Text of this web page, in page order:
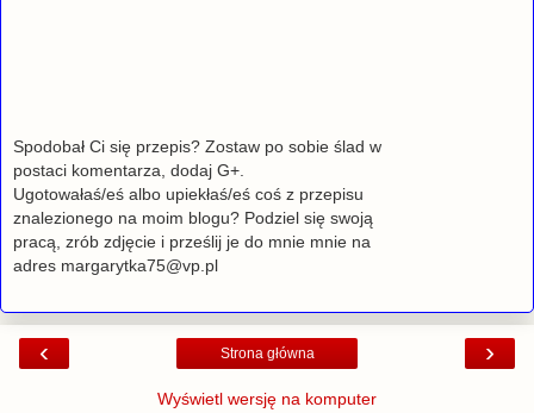
Spodobał Ci się przepis? Zostaw po sobie ślad w
postaci komentarza, dodaj G+.
Ugotowałaś/eś albo upiekłaś/eś coś z przepisu
znalezionego na moim blogu? Podziel się swoją
pracą, zrób zdjęcie i prześlij je do mnie mnie na
adres margarytka75@vp.pl
‹ ›
Strona główna
Wyświetl wersję na komputer